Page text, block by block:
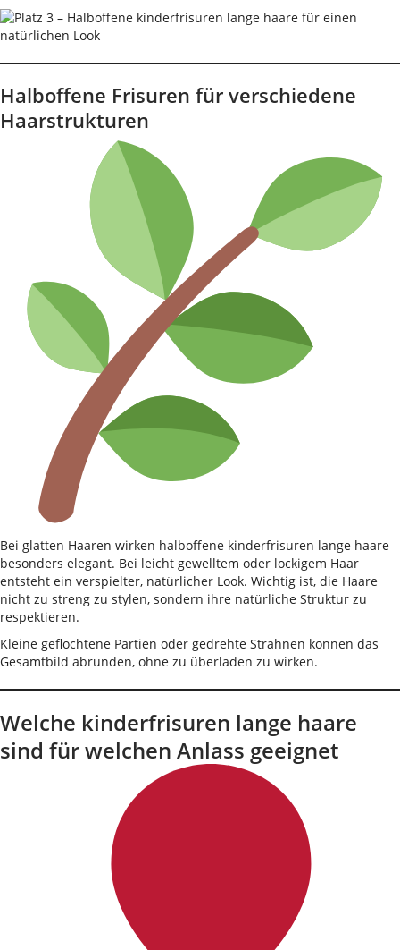
Halboffene Frisuren für verschiedene
Haarstrukturen
Bei glatten Haaren wirken halboffene kinderfrisuren lange haare
besonders elegant. Bei leicht gewelltem oder lockigem Haar
entsteht ein verspielter, natürlicher Look. Wichtig ist, die Haare
nicht zu streng zu stylen, sondern ihre natürliche Struktur zu
respektieren.
Kleine geflochtene Partien oder gedrehte Strähnen können das
Gesamtbild abrunden, ohne zu überladen zu wirken.
Welche kinderfrisuren lange haare
sind für welchen Anlass geeignet